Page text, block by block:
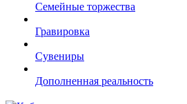
Семейные торжества
Гравировка
Сувениры
Дополненная реальность